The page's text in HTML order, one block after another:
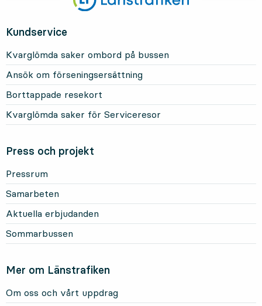
Kundservice
Kvarglömda saker ombord på bussen
Ansök om förseningsersättning
Borttappade resekort
Kvarglömda saker för Serviceresor
Press och projekt
Pressrum
Samarbeten
Aktuella erbjudanden
Sommarbussen
Mer om Länstrafiken
Om oss och vårt uppdrag